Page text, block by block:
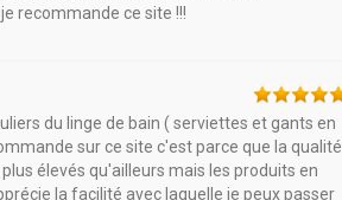
recommande ce site !!!
du linge de bain ( serviettes et gants en
sur ce site c'est parce que la qualité
élevés qu'ailleurs mais les produits en
la facilité avec laquelle je peux passer